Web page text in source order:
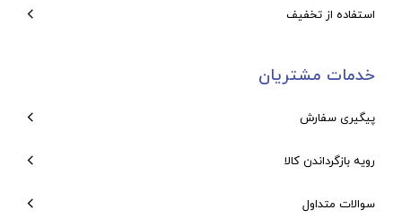
استفاده از تخفیف
خدمات مشتریان
پیگیری سفارش
رویه بازگرداندن کالا
سوالات متداول